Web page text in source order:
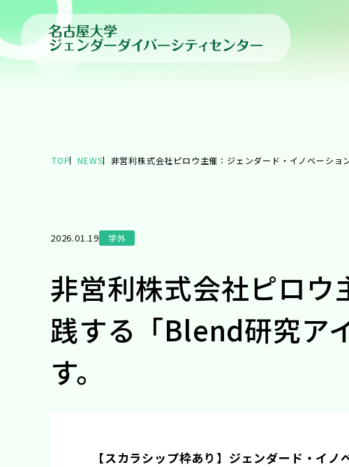
TOP NEWS 非営利株式会社ピロウ主催：ジェンダード・イノベーショ
2026.01.19 学外
非営利株式会社ピロウ
践する「Blend研究ア
す。
【スカラシップ枠あり】ジェンダード・イ